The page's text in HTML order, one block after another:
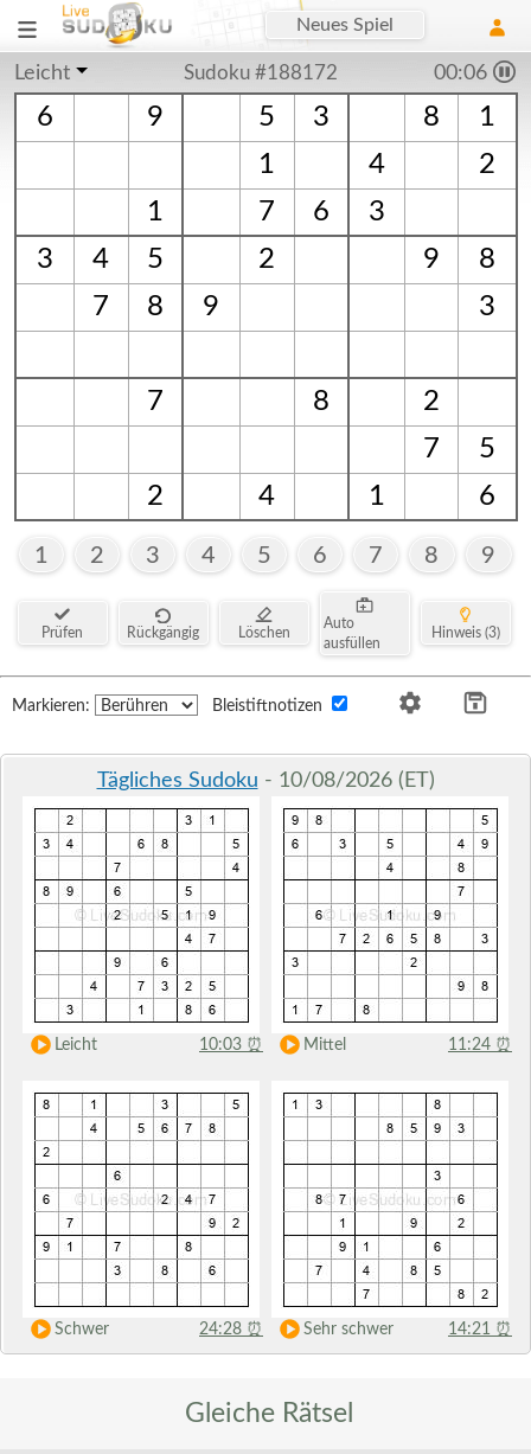
Neues Spiel
Leicht Sudoku #188172 00:07
6 9 5 3 8
1
1
4
2
1
7 6
3
3
4 5 2 9
8
7
8 9 3
7 8
2
7
5
2
4 1 6
1 2 3 4 5 6 7 8 9
Prüfen Rückgängig Löschen
Auto
ausfüllen
Hinweis (3)
Markieren: Bleistiftnotizen
Tägliches Sudoku - 10/08/2026 (ET)
Leicht 10:03 ⏰ Mittel 11:24 ⏰
Schwer 24:28 ⏰ Sehr schwer 14:21 ⏰
Gleiche Rätsel